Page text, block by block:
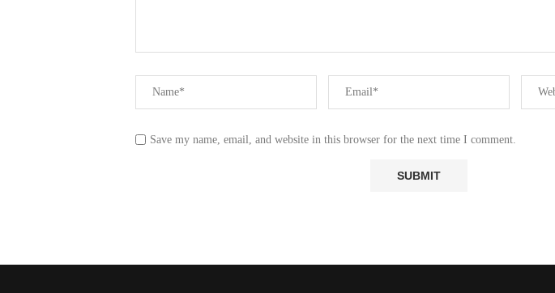
Save my name, email, and website in this browser for the next time I comment.